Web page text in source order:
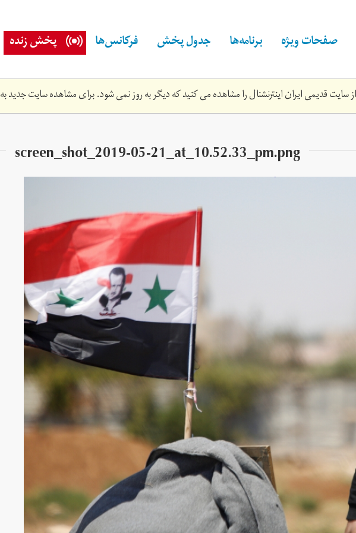
صفحات ویژه برنامه‌ها جدول پخش فرکانس‌ها پخش زنده
قدیمی ایران اینترنشنال را مشاهده می کنید که دیگر به روز نمی شود. برای مشاهده سایت جدید به
screen_shot_2019-05-21_at_10.‎52.‎33_pm.png